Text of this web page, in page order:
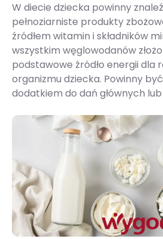
W diecie dziecka powinny
pełnoziarniste produkty
źródłem witamin i składników
wszystkim węglowodanów
podstawowe źródło energii dla
organizmu dziecka. Powinny
dodatkiem do dań głównych